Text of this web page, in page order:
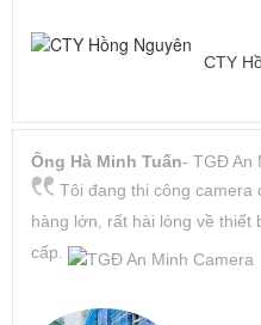
CTY
Ông Hà Minh Tuấn- TGĐ An
Tôi đang thi công camera
hàng lớn, rất hài lòng về thiết
cấp.